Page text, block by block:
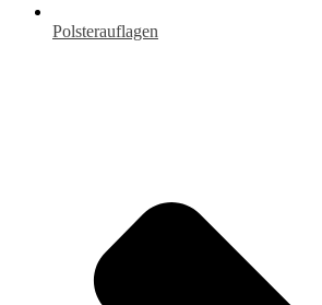
Polsterauflagen